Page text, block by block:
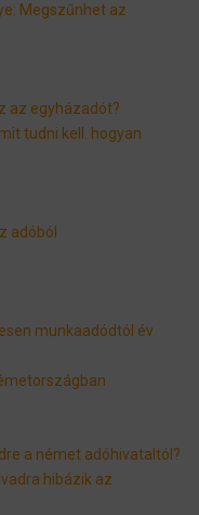
Megszűnhet az
az egyházadót?
tudni kell. hogyan
adóból
munkaadódtól év
a német adóhivataltól?
hibázik az